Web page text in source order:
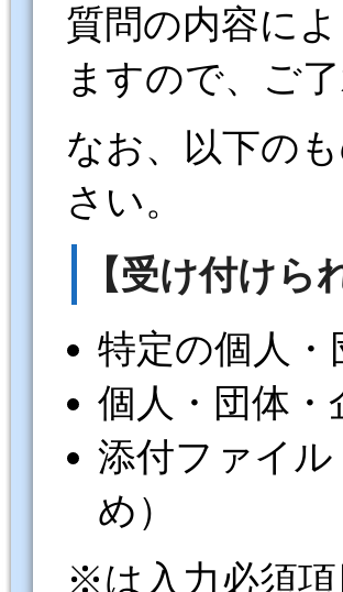
質問の内容に
ますので、ご
なお、以下の
さい。
【受け付けら
特定の個人
個人・団体
添付ファイ
め）
※は入力必須